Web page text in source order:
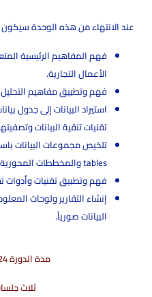
عند الانتهاء من هذه الوحدة
فهم المفاهيم الرئيسية
الأعمال التجارية.
فهم وتطبيق مفاهيم التحليل
استيراد البيانات إلى جدول
تقنيات تنقية البيانات
tables والمخططات المحورية pivot charts.
فهم وتطبيق تقنيات وأدوات
إنشاء التقارير ولوحات
البيانات صورياً.
مدة الدورة 24 ساعة تدريبية
ثلاث